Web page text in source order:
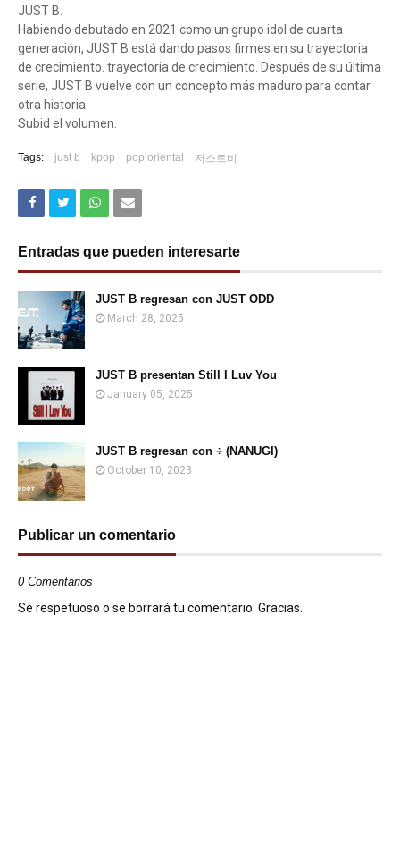
JUST B.
Habiendo debutado en 2021 como un grupo idol de cuarta
generación, JUST B está dando pasos firmes en su trayectoria
de crecimiento. trayectoria de crecimiento. Después de su última
serie, JUST B vuelve con un concepto más maduro para contar
otra historia.
Subid el volumen.
Tags: just b kpop pop oriental 저스트비
Entradas que pueden interesarte
JUST B regresan con JUST ODD
March 28, 2025
JUST B presentan Still I Luv You
January 05, 2025
JUST B regresan con ÷ (NANUGI)
October 10, 2023
Publicar un comentario
0 Comentarios
Se respetuoso o se borrará tu comentario. Gracias.